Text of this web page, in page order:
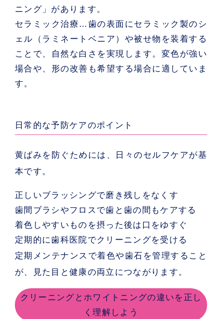
ニング」があります。
セラミック治療 …歯の表面にセラミック製のシ
ェル（ラミネートベニア）や被せ物を装着する
ことで、自然な白さを実現します。変色が強い
場合や、形の改善も希望する場合に適していま
す。
日常的な予防ケアのポイント
黄ばみを防ぐためには、日々のセルフケアが基
本です。
正しいブラッシングで磨き残しをなくす
歯間ブラシやフロスで歯と歯の間もケアする
着色しやすいものを摂った後は口をゆすぐ
定期的に歯科医院でクリーニングを受ける
定期メンテナンスで着色や歯石を管理すること
が、見た目と健康の両立につながります。
クリーニングとホワイトニングの違いを正し
く理解しよう